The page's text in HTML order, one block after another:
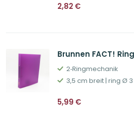
2,82€
Brunnen FACT!
2‐Ringmechanik
3,5 cm breit | ring Ø
5,99 €